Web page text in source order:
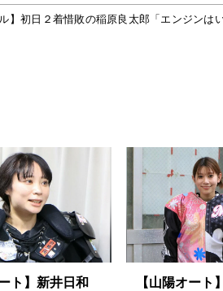
】初日２着惜敗の稲原良太郎「エンジンは
ト】新井日和
【山陽オート